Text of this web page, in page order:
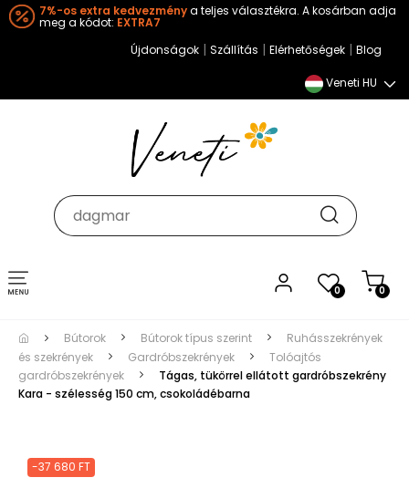
7%-os extra kedvezménya teljes választékra. A kosárban adja
meg a kódot: EXTRA7
Újdonságok | Szállítás | Elérhetőségek | Blog
Veneti HU
0 0
Toggle
navigation
Bútorok Bútorok típus szerint
Ruhásszekrények
és szekrények
Gardróbszekrények
Tolóajtós
gardróbszekrények
Tágas, tükörrel ellátott gardróbszekrény
Kara - szélesség 150 cm, csokoládébarna
-37 680 FT